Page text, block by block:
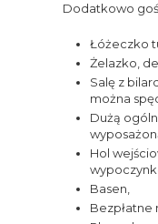
Dodatkowo
Łóżeczko
Żelazko,
Salę z
można
Dużą
Hol
Basen,
Bezpłatne